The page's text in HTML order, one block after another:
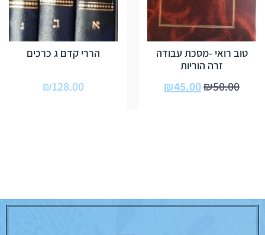
טוב רואי -מסכת עבודה
זרה הוריות
₪50.00
₪45.00
הררי קדם ג כרכים
₪128.00